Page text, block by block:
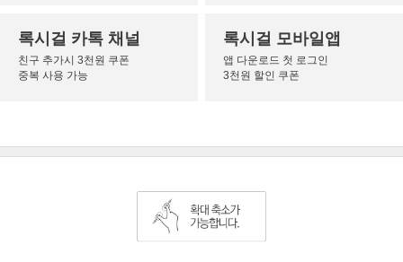
록시걸 카톡 채널
친구 추가시 3천원 쿠폰
중복 사용 가능
록시걸 모바일앱
앱 다운로드 첫 로그인
3천원 할인 쿠폰